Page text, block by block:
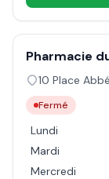
Pharmacie
10 Place
Fermé
Lundi
Mardi
Mercredi